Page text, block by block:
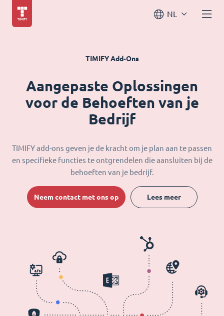
NL
TIMIFY Add-Ons
Aangepaste Oplossingen
voor de Behoeften van je
Bedrijf
TIMIFY add-ons geven je de kracht om je plan aan te passen
en specifieke functies te ontgrendelen die aansluiten bij de
behoeften van je bedrijf.
Neem contact met ons op Lees meer